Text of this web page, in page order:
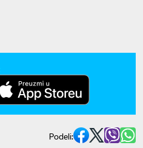
Podeli: